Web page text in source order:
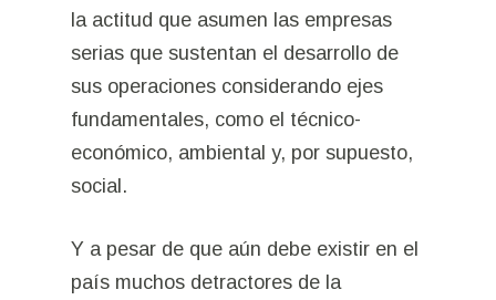
la actitud que asumen las empresas
serias que sustentan el desarrollo de
sus operaciones considerando ejes
fundamentales, como el técnico-
económico, ambiental y, por supuesto,
social.
Y a pesar de que aún debe existir en el
país muchos detractores de la